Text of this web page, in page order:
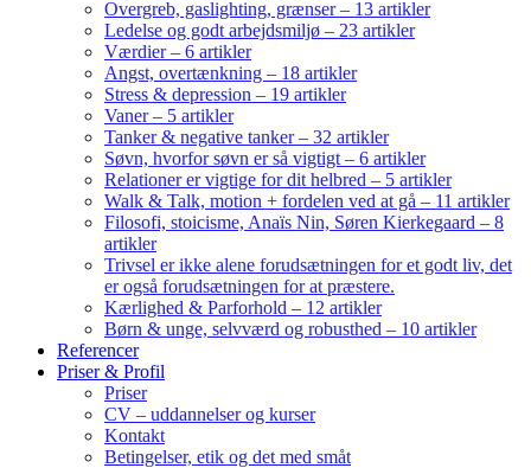
Overgreb, gaslighting, grænser – 13 artikler
Ledelse og godt arbejdsmiljø – 23 artikler
Værdier – 6 artikler
Angst, overtænkning – 18 artikler
Stress & depression – 19 artikler
Vaner – 5 artikler
Tanker & negative tanker – 32 artikler
Søvn, hvorfor søvn er så vigtigt – 6 artikler
Relationer er vigtige for dit helbred – 5 artikler
Walk & Talk, motion + fordelen ved at gå – 11 artikler
Filosofi, stoicisme, Anaïs Nin, Søren Kierkegaard – 8
artikler
Trivsel er ikke alene forudsætningen for et godt liv, det
er også forudsætningen for at præstere.
Kærlighed & Parforhold – 12 artikler
Børn & unge, selvværd og robusthed – 10 artikler
Referencer
Priser & Profil
Priser
CV – uddannelser og kurser
Kontakt
Betingelser, etik og det med småt